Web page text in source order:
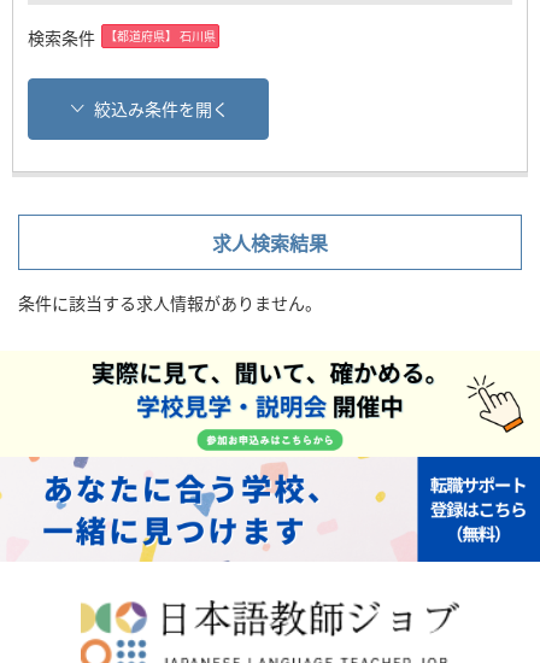
検索条件 【都道府県】 石川県
絞込み条件を開く
求人検索結果
条件に該当する求人情報がありません。